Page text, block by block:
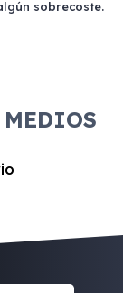
sobrecoste.